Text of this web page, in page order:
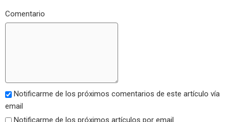
Comentario
Notificarme de los próximos comentarios de este artículo vía
email
Notificarme de los próximos artículos por email